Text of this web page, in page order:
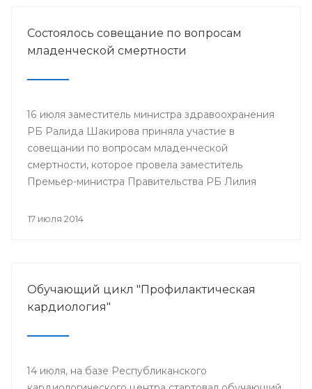
Состоялось совещание по вопросам
младенческой смертности
16 июля заместитель министра здравоохранения
РБ Ралида Шакирова приняла участие в
совещании по вопросам младенческой
смертности, которое провела заместитель
Премьер-министра Правительства РБ Лилия
17 июля 2014
Обучающий цикл "Профилактическая
кардиология"
14 июля, на базе Республиканского